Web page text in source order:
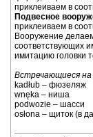
приклеиваем в
Подвесное
приклеиваем в
Вооружение
соответствующих
имитацию головки
Встречающиеся на
kadłub – фюзеляж
wnęka – ниша
podwozie – шасси
osłona – щиток (в